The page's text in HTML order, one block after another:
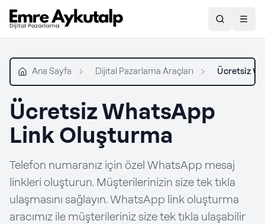
Ara
Ana Sayfa Dijital Pazarlama Araçları Ücretsiz
Ücretsiz WhatsApp
Link Oluşturma
Telefon numaranız için özel WhatsApp mesaj
linkleri oluşturun. Müşterilerinizin size tek tıkla
ulaşmasını sağlayın. WhatsApp link oluşturma
aracımız ile müşterileriniz size tek tıkla ulaşabilir